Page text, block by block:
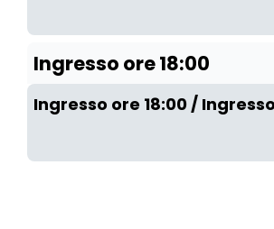
Ingresso ore 18:00
Ingresso ore 18:00 /